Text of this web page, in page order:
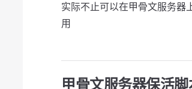
实际不止可以在甲骨文服务器
用
甲骨文服务器保活脚